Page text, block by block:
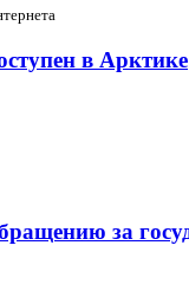
в Арктике
за